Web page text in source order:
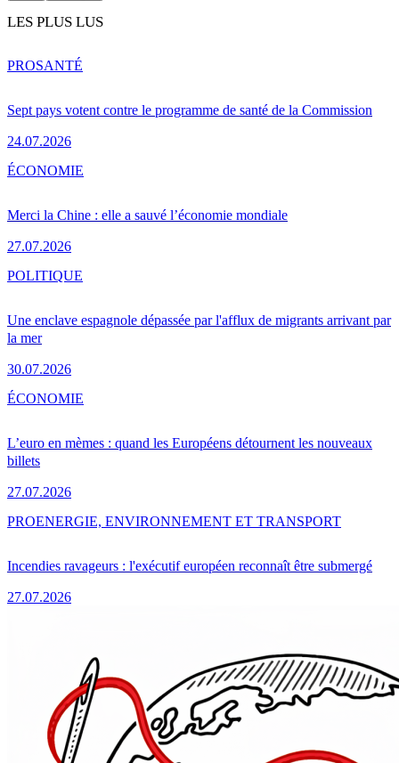
LES PLUS LUS
Sept pays votent contre le programme de santé de la Commission
24.07.2026
PROSANTÉ
Merci la Chine : elle a sauvé l’économie mondiale
27.07.2026
ÉCONOMIE
Une enclave espagnole dépassée par l'afflux de migrants arrivant par
la mer
30.07.2026
POLITIQUE
L’euro en mèmes : quand les Européens détournent les nouveaux
billets
27.07.2026
ÉCONOMIE
Incendies ravageurs : l'exécutif européen reconnaît être submergé
27.07.2026
PROENERGIE, ENVIRONNEMENT ET TRANSPORT